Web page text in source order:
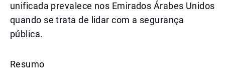
unificada prevalece nos Emirados Árabes Unidos
quando se trata de lidar com a segurança
pública.
Resumo